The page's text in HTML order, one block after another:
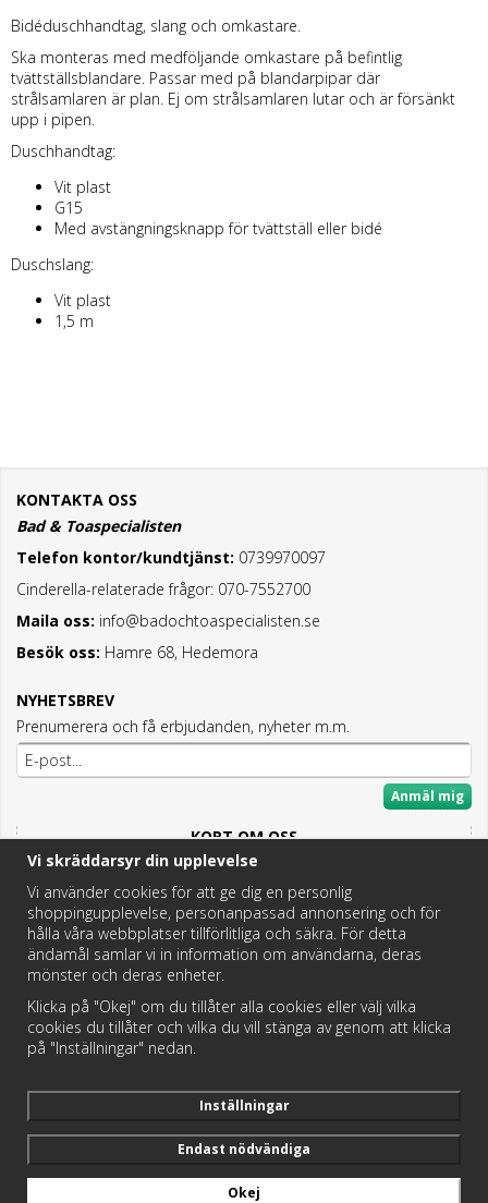
Bidéduschhandtag, slang och omkastare.
Ska monteras med medföljande omkastare på befintlig
tvättställsblandare. Passar med på blandarpipar där
strålsamlaren är plan. Ej om strålsamlaren lutar och är försänkt
upp i pipen.
Duschhandtag:
Vit plast
G15
Med avstängningsknapp för tvättställ eller bidé
Duschslang:
Vit plast
1,5 m
KONTAKTA OSS
Bad & Toaspecialisten
Telefon kontor/kundtjänst: 0739970097
Cinderella-relaterade frågor: 070-7552700
Maila oss: info@badochtoaspecialisten.se
Besök oss: Hamre 68, Hedemora
NYHETSBREV
Prenumerera och få erbjudanden, nyheter m.m.
Anmäl mig
KORT OM OSS
Här hittar du det bästa och mesta inom Badrum,
Fritidstoaletter och VVS.
Butik i Hedemora.
Vi hjälper dig hitta rätt reservdel!
https://badochtoaspecialisten.se/return/
Vi skräddarsyr din upplevelse
Vi använder cookies för att ge dig en personlig
shoppingupplevelse, personanpassad annonsering och för
hålla våra webbplatser tillförlitliga och säkra. För detta
ändamål samlar vi in information om användarna, deras
mönster och deras enheter.
Klicka på "Okej" om du tillåter alla cookies eller välj vilka
cookies du tillåter och vilka du vill stänga av genom att klicka
på "Inställningar" nedan.
Inställningar
Endast nödvändiga
Okej